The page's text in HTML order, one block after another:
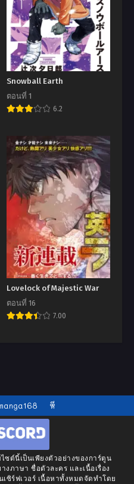
Snowball Earth
ตอนที่ 1
6.2
Lovelock of Majestic War
ตอนที่ 16
7.00
หี
ซต์นี้เป็นเพียงตัวอย่างของการ์ตูน
ภาษา ชื่อตัวละคร และเนื้อเรื่อง
ซิร์ฟเวอร์ เนื้อหาทั้งหมดจัดทำโดย